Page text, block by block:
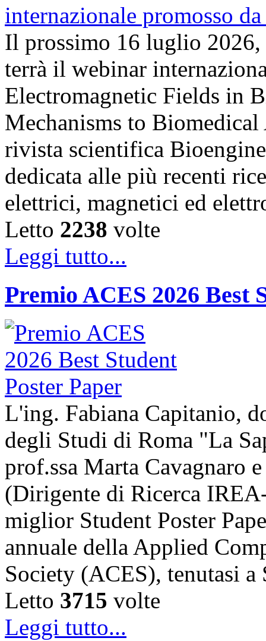
Il prossimo 16 luglio
terrà il webinar
Electromagnetic Fields in
Mechanisms to
rivista scientifica
dedicata alle più recenti
elettrici, magnetici ed
Letto 2238 volte
Leggi tutto...
Premio ACES 2026 Best
L'ing. Fabiana Capitanio,
degli Studi di Roma "La
prof.ssa Marta Cavagnaro
(Dirigente di Ricerca
miglior Student Poster
annuale della Applied
Society (ACES), tenutasi
Letto 3715 volte
Leggi tutto...